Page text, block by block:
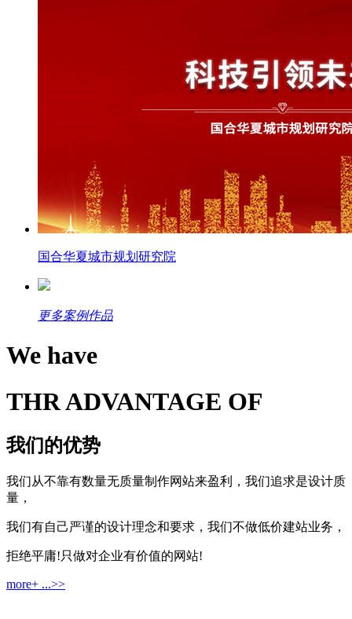
国合华夏城市规划研究院
更多案例作品
We have
THR ADVANTAGE OF
我们的优势
我们从不靠有数量无质量制作网站来盈利，我们追求是设计质
量，
我们有自己严谨的设计理念和要求，我们不做低价建站业务，
拒绝平庸!只做对企业有价值的网站!
more+ ...>>